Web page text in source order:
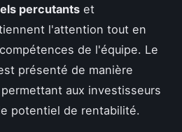
percutants et
l'attention tout en
de l'équipe. Le
présenté de manière
aux investisseurs
potentiel de rentabilité.